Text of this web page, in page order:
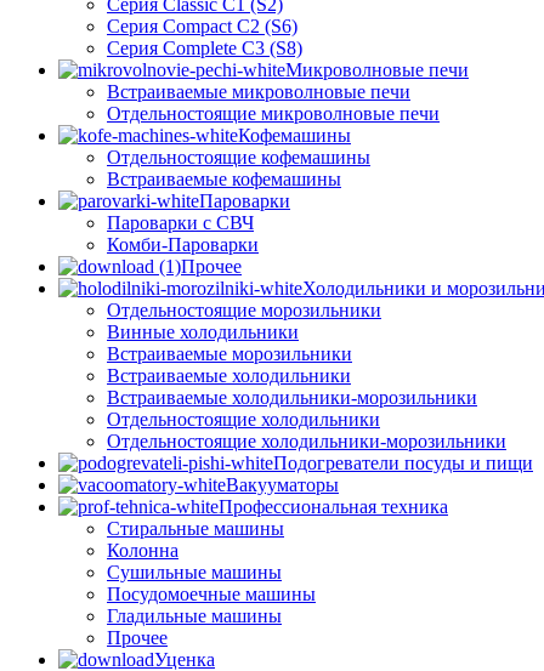
Серия Classic C1 (S2)
Серия Compact C2 (S6)
Серия Complete C3 (S8)
Микроволновые печи
Встраиваемые микроволновые печи
Отдельностоящие микроволновые печи
Кофемашины
Отдельностоящие кофемашины
Встраиваемые кофемашины
Пароварки
Пароварки с СВЧ
Комби-Пароварки
Прочее
Холодильники и
Отдельностоящие морозильники
Винные холодильники
Встраиваемые морозильники
Встраиваемые холодильники
Встраиваемые холодильники-морозильники
Отдельностоящие холодильники
Отдельностоящие холодильники-морозильники
Подогреватели посуды и пищи
Вакууматоры
Профессиональная техника
Стиральные машины
Колонна
Сушильные машины
Посудомоечные машины
Гладильные машины
Прочее
Уценка